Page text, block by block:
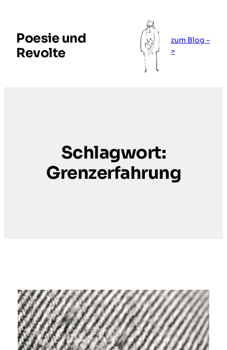
springen
Poesie und
Revolte
zum Blog –
>
Schlagwort:
Grenzerfahrung